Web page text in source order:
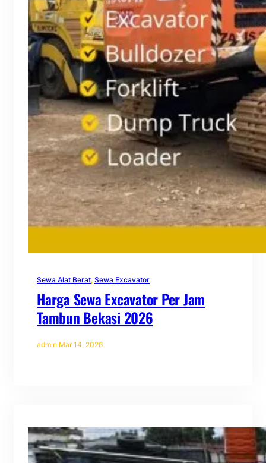
Sewa Alat Berat, Sewa Excavator
Harga Sewa Excavator Per Jam
Tambun Bekasi 2026
admin·Mar 14, 2026